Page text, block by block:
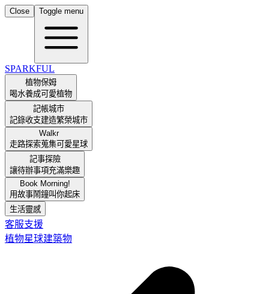
Close Toggle menu
SPARKFUL
植物保姆
喝水養成可愛植物
記帳城市
記錄收支建造繁榮城市
Walkr
走路探索蒐集可愛星球
記事探險
讓待辦事項充滿樂趣
Book Morning!
用故事鬧鐘叫你起床
生活靈感
客服支援
植物星球建築物